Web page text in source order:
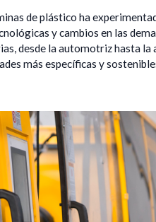
de plástico ha
y cambios en las
desde la automotriz hasta la
más específicas y